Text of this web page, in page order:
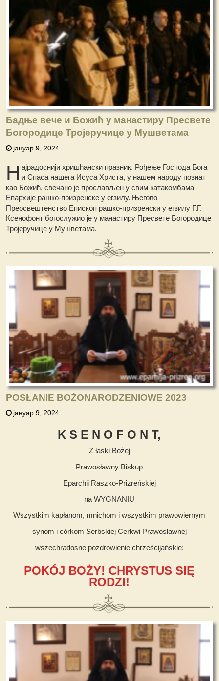
Бадње вече и Божић у манастиру Пресвете
Богородице Тројеручице у Мушветама
јануар 9, 2024
Н ајрадоснији хришћански празник, Рођење Господа Бога
и Спаса нашега Исуса Христа, у нашем народу познат
као Божић, свечано је прослављен у свим катакомбама
Епархије рашко-призренске у егзилу. Његово
Преосвештенство Епископ рашко-призренски у егзилу Г.Г.
Ксенофонт богослужио је у манастиру Пресвете Богородице
Тројеручице у Мушветама.
POSŁANIE BOŻONARODZENIOWE 2023
јануар 9, 2024
K S E N O F O N T,
Z łaski Bożej
Prawosławny Biskup
Eparchii Raszko-Prizreńskiej
na WYGNANIU
Wszystkim kapłanom, mnichom i wszystkim prawowiernym
synom i córkom Serbskiej Cerkwi Prawosławnej
wszechradosne pozdrowienie chrześcijańskie:
POKÓJ BOŻY! CHRYSTUS SIĘ
RODZI!